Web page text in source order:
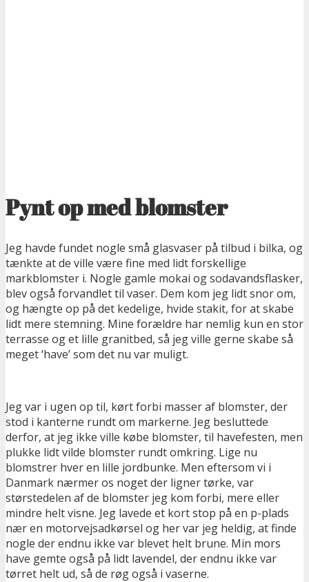
Pynt op med blomster
Jeg havde fundet nogle små glasvaser på tilbud i bilka, og
tænkte at de ville være fine med lidt forskellige
markblomster i. Nogle gamle mokai og sodavandsflasker,
blev også forvandlet til vaser. Dem kom jeg lidt snor om,
og hængte op på det kedelige, hvide stakit, for at skabe
lidt mere stemning. Mine forældre har nemlig kun en stor
terrasse og et lille granitbed, så jeg ville gerne skabe så
meget ‘have’ som det nu var muligt.
Jeg var i ugen op til, kørt forbi masser af blomster, der
stod i kanterne rundt om markerne. Jeg besluttede
derfor, at jeg ikke ville købe blomster, til havefesten, men
plukke lidt vilde blomster rundt omkring. Lige nu
blomstrer hver en lille jordbunke. Men eftersom vi i
Danmark nærmer os noget der ligner tørke, var
størstedelen af de blomster jeg kom forbi, mere eller
mindre helt visne. Jeg lavede et kort stop på en p-plads
nær en motorvejsadkørsel og her var jeg heldig, at finde
nogle der endnu ikke var blevet helt brune. Min mors
have gemte også på lidt lavendel, der endnu ikke var
tørret helt ud, så de røg også i vaserne.